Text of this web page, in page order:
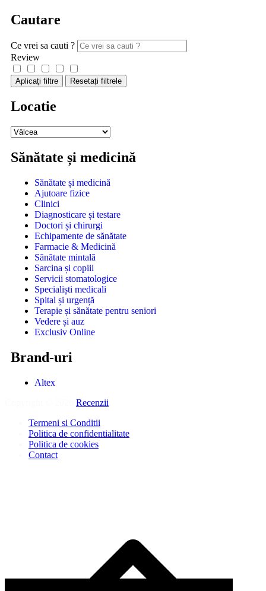
Cautare
Ce vrei sa cauti ?
Review
Aplicați filtre Resetați filtrele
Locatie
Sănătate și medicină
Sănătate și medicină
Ajutoare fizice
Clinici
Diagnosticare și testare
Doctori și chirurgi
Echipamente de sănătate
Farmacie & Medicină
Sănătate mintală
Sarcina și copiii
Servicii stomatologice
Specialiști medicali
Spital și urgență
Terapie și sănătate pentru seniori
Vedere și auz
Exclusiv Online
Brand-uri
Altex
Recenzii
Termeni si Conditii
Politica de confidentialitate
Politica de cookies
Contact